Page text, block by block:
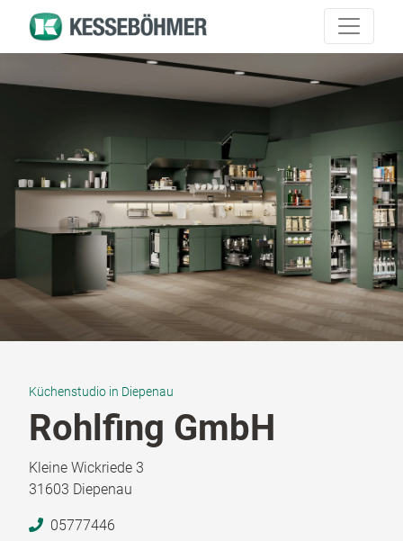
Küchenstudio in Diepenau
Rohlfing GmbH
Kleine Wickriede 3
31603 Diepenau
05777446